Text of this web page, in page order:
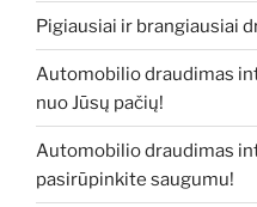
Pigiausiai ir brangiausiai
Automobilio draudimas
nuo Jūsų pačių!
Automobilio draudimas
pasirūpinkite saugumu!